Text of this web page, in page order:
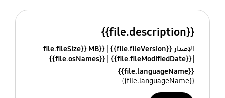
{{file.description}}
الإصدار {{file.fileVersion}}
{{file.fileSize}} MB
{{file.fileModifiedDate}}
{{file.osNames}}
{{file.languageName}}
{{file.languageName}}